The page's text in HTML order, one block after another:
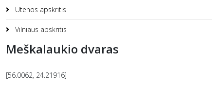
Utenos apskritis
Vilniaus apskritis
Meškalaukio dvaras
[56.0062, 24.21916]